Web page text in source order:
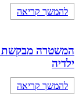
להמשך קריאה
המשטרה מבקשת
ילדיה
להמשך קריאה